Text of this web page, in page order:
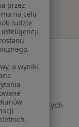
których
przez
na celu
ludzie
inteligencji
a wyniki